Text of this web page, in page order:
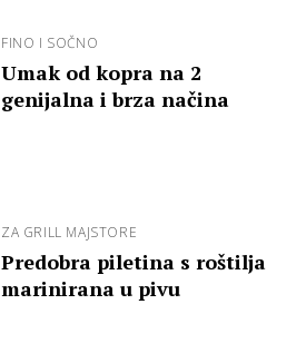
FINO I SOČNO
Umak od kopra na 2
genijalna i brza načina
ZA GRILL MAJSTORE
Predobra piletina s roštilja
marinirana u pivu